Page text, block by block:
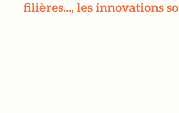
filières..., les innovations